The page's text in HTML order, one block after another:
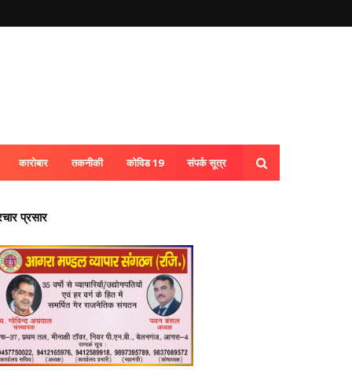
कारोबार तकनीकी कोविड 19 संपर्क सूत्र
प्रसार